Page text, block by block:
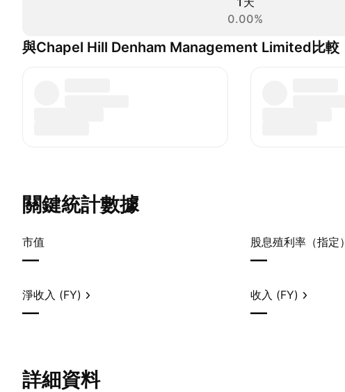
0.00%
與Chapel Hill Denham Management Limited比較
關鍵統計數據
市值
—
股息殖利率（指定）
—
淨收入 (FY)
—
收入 (FY)
—
詳細資料